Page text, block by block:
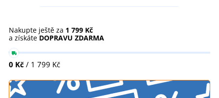
Nakupte ještě za 1 799 Kč
a získáte DOPRAVU ZDARMA
0 Kč / 1 799 Kč